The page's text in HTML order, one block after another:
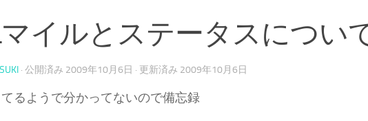
マイルとステータスについ
· 公開済み 2009年10月6日 · 更新済み 2009年10月6日
るようで分かってないので備忘録